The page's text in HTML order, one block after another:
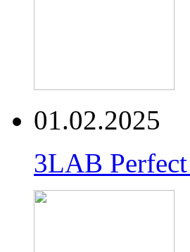
01.02.2025
3LAB